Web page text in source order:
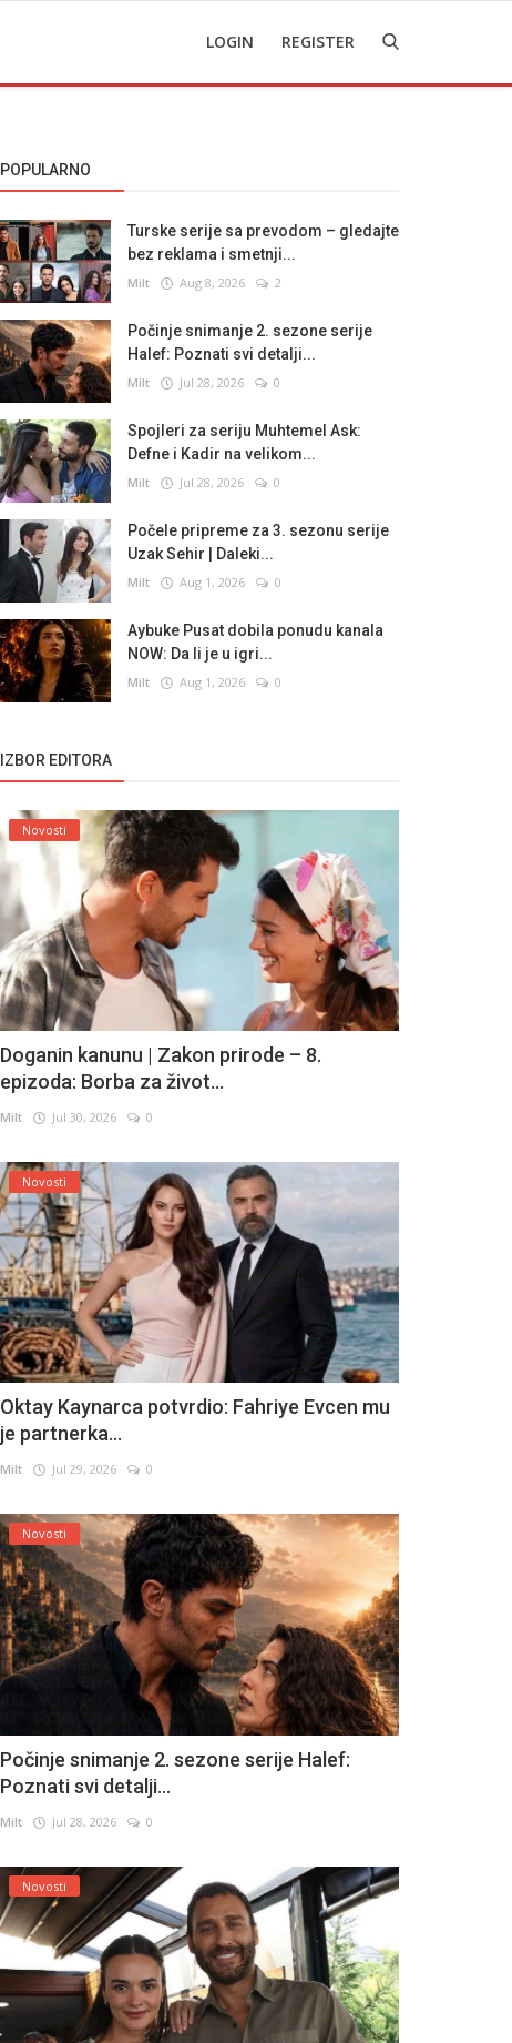
LOGIN REGISTER
POPULARNO
Turske serije sa prevodom – gledajte
bez reklama i smetnji...
Milt Aug 8, 2026 2
Počinje snimanje 2. sezone serije
Halef: Poznati svi detalji...
Milt Jul 28, 2026 0
Spojleri za seriju Muhtemel Ask:
Defne i Kadir na velikom...
Milt Jul 28, 2026 0
Počele pripreme za 3. sezonu serije
Uzak Sehir | Daleki...
Milt Aug 1, 2026 0
Aybuke Pusat dobila ponudu kanala
NOW: Da li je u igri...
Milt Aug 1, 2026 0
IZBOR EDITORA
Novosti
Doganin kanunu | Zakon prirode – 8.
epizoda: Borba za život...
Milt Jul 30, 2026 0
Novosti
Oktay Kaynarca potvrdio: Fahriye Evcen mu
je partnerka...
Milt Jul 29, 2026 0
Novosti
Počinje snimanje 2. sezone serije Halef:
Poznati svi detalji...
Milt Jul 28, 2026 0
Novosti